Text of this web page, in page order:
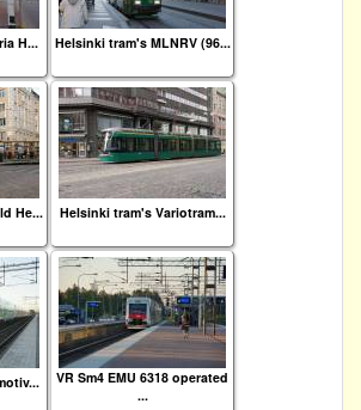
H... Helsinki tram's MLNRV (96...
He... Helsinki tram's Variotram...
VR Sm4 EMU 6318 operated
...